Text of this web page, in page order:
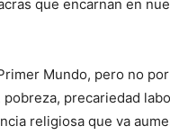
que encarnan en
Mundo, pero no
precariedad
religiosa que va